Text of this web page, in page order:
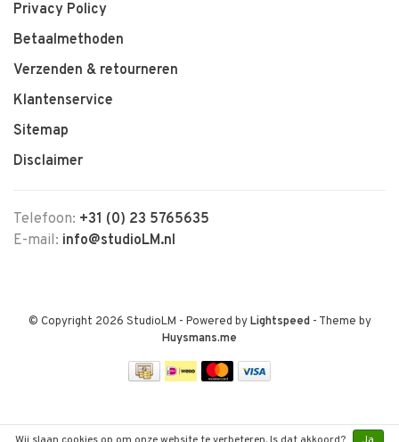
Privacy Policy
Betaalmethoden
Verzenden & retourneren
Klantenservice
Sitemap
Disclaimer
Telefoon: +31 (0) 23 5765635
E-mail: info@studioLM.nl
© Copyright 2026 StudioLM - Powered byLightspeed- Theme by
Huysmans.me